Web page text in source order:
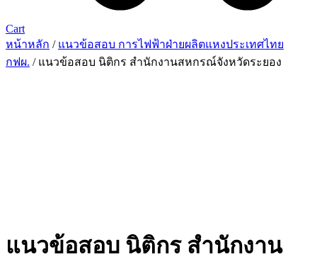
Cart
หน้าหลัก / แนวข้อสอบ การไฟฟ้าฝ่ายผลิตแหงประเทศไทย
กฟผ. / แนวข้อสอบ นิติกร สำนักงานสหกรณ์จังหวัดระยอง
แนวข้อสอบ นิติกร สำนักงาน